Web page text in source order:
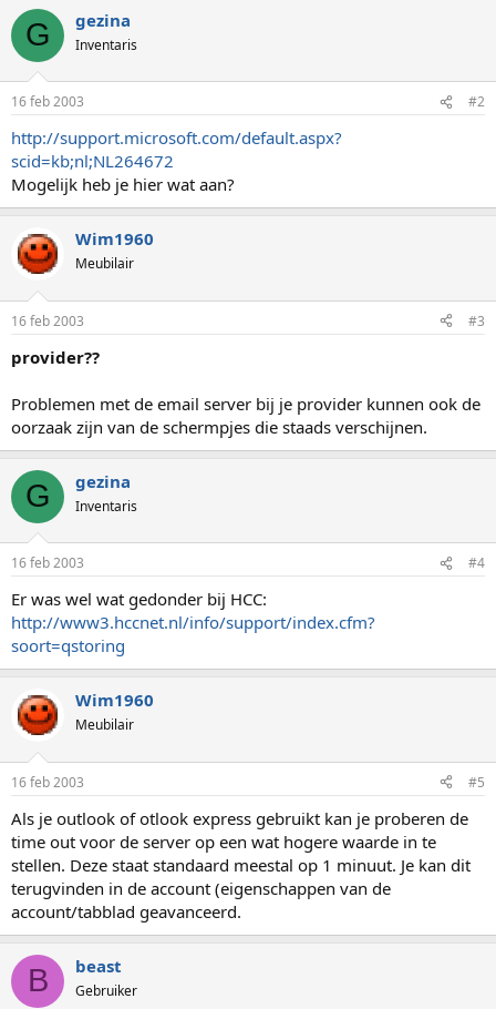
G gezina
Inventaris
16 feb 2003 #2
http://support.microsoft.com/default.aspx?
scid=kb;nl;NL264672
Mogelijk heb je hier wat aan?
Wim1960
Meubilair
16 feb 2003 #3
provider??
Problemen met de email server bij je provider kunnen ook de
oorzaak zijn van de schermpjes die staads verschijnen.
G gezina
Inventaris
16 feb 2003 #4
Er was wel wat gedonder bij HCC:
http://www3.hccnet.nl/info/support/index.cfm?
soort=qstoring
Wim1960
Meubilair
16 feb 2003 #5
Als je outlook of otlook express gebruikt kan je proberen de
time out voor de server op een wat hogere waarde in te
stellen. Deze staat standaard meestal op 1 minuut. Je kan dit
terugvinden in de account (eigenschappen van de
account/tabblad geavanceerd.
B beast
Gebruiker